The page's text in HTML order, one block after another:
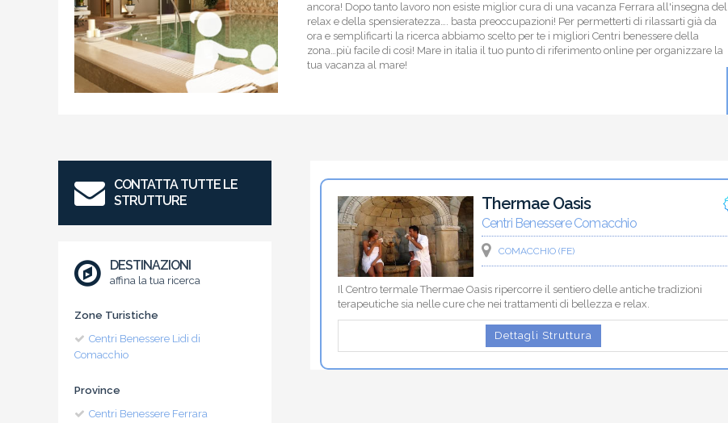
ancora! Dopo tanto lavoro non esiste miglior cura di una vacanza Ferrara all'insegna del
relax e della spensieratezza…. basta preoccupazioni! Per permetterti di rilassarti già da
ora e semplificarti la ricerca abbiamo scelto per te i migliori Centri benessere della
zona…più facile di così! Mare in italia il tuo punto di riferimento online per organizzare la
tua vacanza al mare!
CONTATTA TUTTE LE
STRUTTURE
DESTINAZIONI
affina la tua ricerca
Zone Turistiche
Centri Benessere Lidi di
Comacchio
Province
Centri Benessere Ferrara
Thermae Oasis
Centri Benessere Comacchio
COMACCHIO (FE)
Il Centro termale Thermae Oasis ripercorre il sentiero delle antiche tradizioni
terapeutiche sia nelle cure che nei trattamenti di bellezza e relax.
Dettagli Struttura